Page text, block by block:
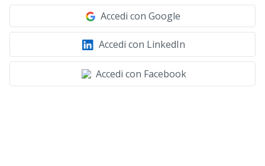
Accedi con Google
Accedi con LinkedIn
Accedi con Facebook